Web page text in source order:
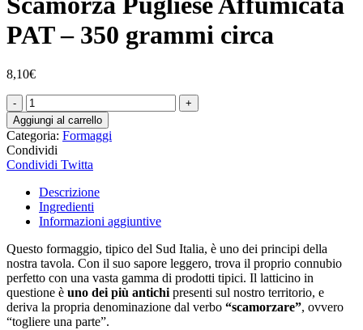
PAT – 350 grammi circa
8,10€
Scamorza
Pugliese
Affumicata
PAT
–
350
grammi
circa
quantità
Aggiungi al carrello
Categoria: Formaggi
Condividi
Condividi Twitta
Descrizione
Ingredienti
Informazioni aggiuntive
Questo formaggio, tipico del Sud Italia, è uno dei principi della
nostra tavola. Con il suo sapore leggero, trova il proprio connubio
perfetto con una vasta gamma di prodotti tipici. Il latticino in
questione è uno dei più antichipresenti sul nostro territorio, e
deriva la propria denominazione dal verbo “scamorzare”, ovvero
“togliere una parte”.